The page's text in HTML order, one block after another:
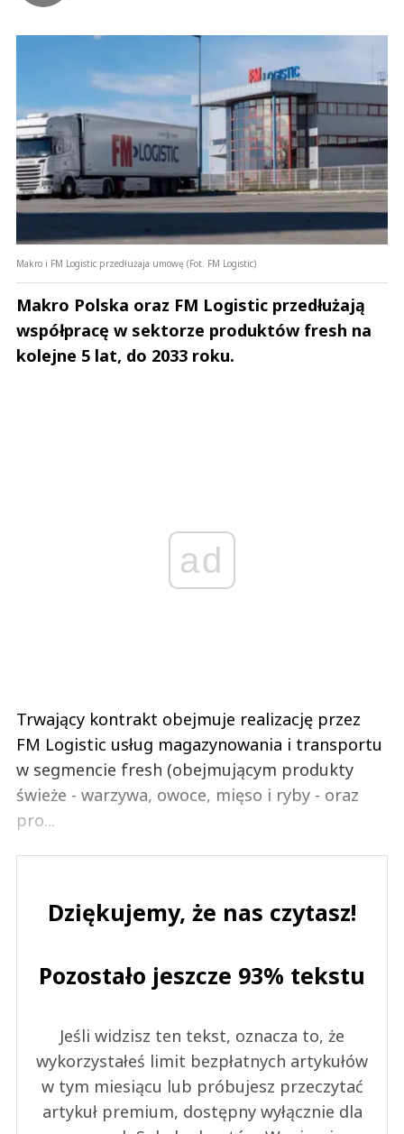
Makro i FM Logistic przedłużaja umowę (Fot. FM Logistic)
Makro Polska oraz FM Logistic przedłużają
współpracę w sektorze produktów fresh na
kolejne 5 lat, do 2033 roku.
ad
Trwający kontrakt obejmuje realizację przez
FM Logistic usług magazynowania i transportu
w segmencie fresh (obejmującym produkty
świeże - warzywa, owoce, mięso i ryby - oraz
pro...
Dziękujemy, że nas czytasz!
Pozostało jeszcze 93% tekstu
Jeśli widzisz ten tekst, oznacza to, że
wykorzystałeś limit bezpłatnych artykułów
w tym miesiącu lub próbujesz przeczytać
artykuł premium, dostępny wyłącznie dla